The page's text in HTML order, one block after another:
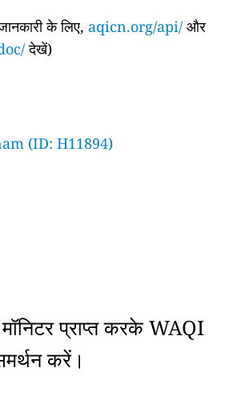
के लिए, aqicn.org/api/ और
देखें)
(ID: H11894)
मॉनिटर प्राप्त करके WAQI
करें।